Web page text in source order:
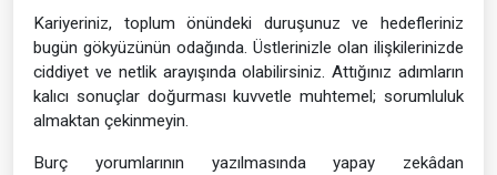
Kariyeriniz, toplum önündeki duruşunuz ve hedefleriniz
bugün gökyüzünün odağında. Üstlerinizle olan ilişkilerinizde
ciddiyet ve netlik arayışında olabilirsiniz. Attığınız adımların
kalıcı sonuçlar doğurması kuvvetle muhtemel; sorumluluk
almaktan çekinmeyin.
Burç yorumlarının yazılmasında yapay zekâdan